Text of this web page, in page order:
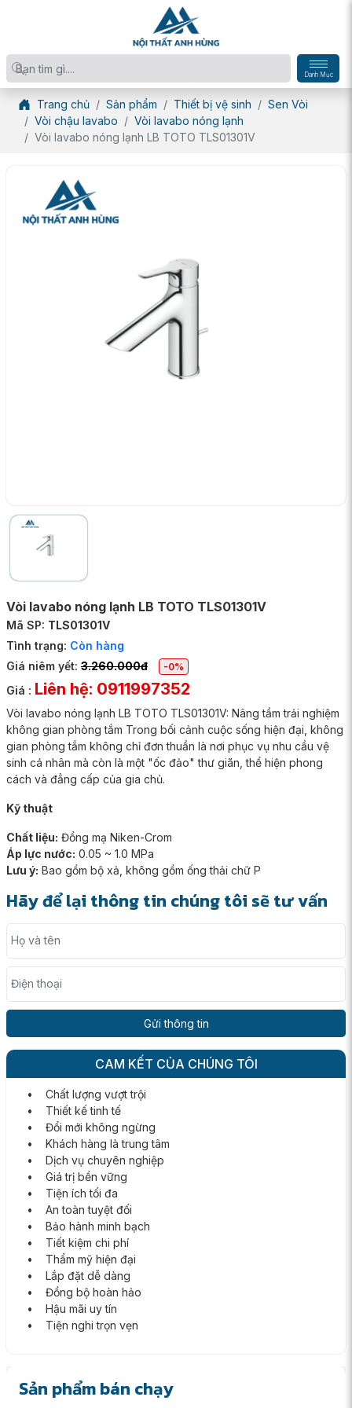
Danh Mục
Trang chủ Sản phẩm Thiết bị vệ sinh
Sen Vòi
Vòi chậu lavabo
Vòi lavabo nóng lạnh
Vòi lavabo nóng lạnh LB TOTO TLS01301V
Vòi lavabo nóng lạnh LB TOTO TLS01301V
Mã SP: TLS01301V
Tình trạng: Còn hàng
Giá niêm yết: 3.260.000đ -0%
Giá : Liên hệ: 0911997352
Vòi lavabo nóng lạnh LB TOTO TLS01301V: Nâng tầm trải nghiệm
không gian phòng tắm Trong bối cảnh cuộc sống hiện đại, không
gian phòng tắm không chỉ đơn thuần là nơi phục vụ nhu cầu vệ
sinh cá nhân mà còn là một "ốc đảo" thư giãn, thể hiện phong
cách và đẳng cấp của gia chủ.
Kỹ thuật
Chất liệu: Đồng mạ Niken-Crom
Áp lực nước: 0.05 ~ 1.0 MPa
Lưu ý: Bao gồm bộ xả, không gồm ống thải chữ P
Hãy để lại thông tin chúng tôi sẽ tư vấn
Họ và tên
Điện thoại
CAM KẾT CỦA CHÚNG TÔI
• Chất lượng vượt trội
• Thiết kế tinh tế
• Đổi mới không ngừng
• Khách hàng là trung tâm
• Dịch vụ chuyên nghiệp
• Giá trị bền vững
• Tiện ích tối đa
• An toàn tuyệt đối
• Bảo hành minh bạch
• Tiết kiệm chi phí
• Thẩm mỹ hiện đại
• Lắp đặt dễ dàng
• Đồng bộ hoàn hảo
• Hậu mãi uy tín
• Tiện nghi trọn vẹn
Sản phẩm bán chạy